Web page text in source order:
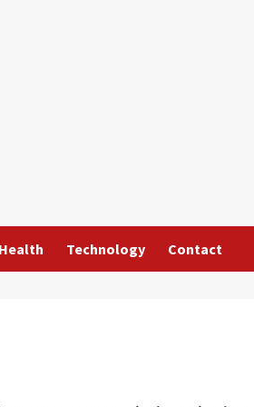
Health Technology Contact